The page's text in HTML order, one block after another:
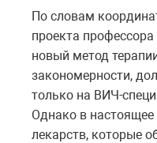
По словам
проекта
новый метод
закономерности,
только на ВИЧ-
Однако в настоящее
лекарств, которые